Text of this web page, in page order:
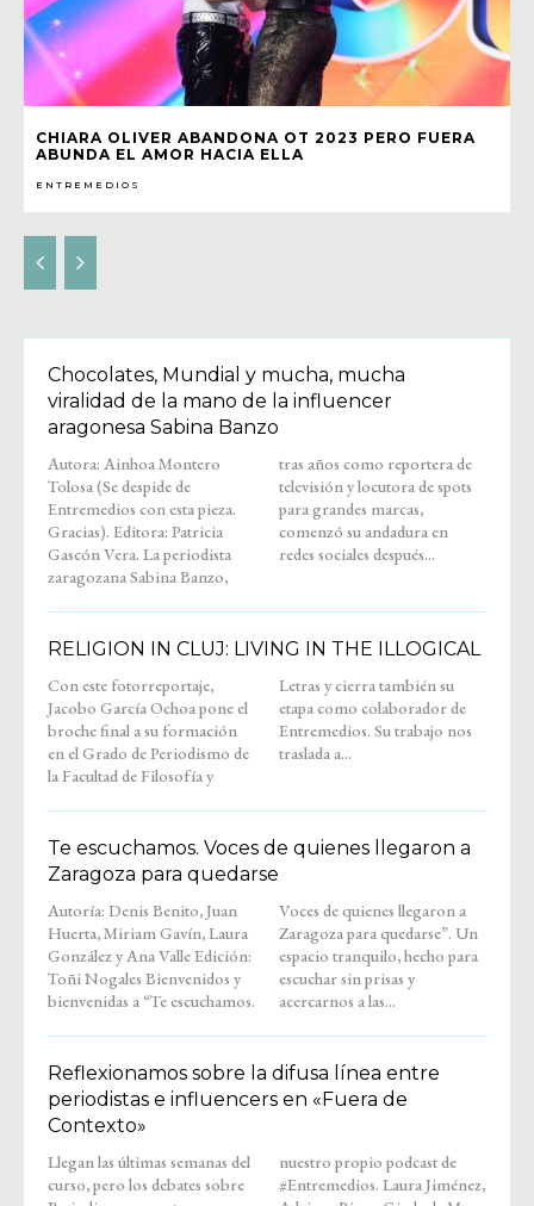
CHIARA OLIVER ABANDONA OT 2023 PERO FUERA
ABUNDA EL AMOR HACIA ELLA
ENTREMEDIOS
Chocolates, Mundial y mucha, mucha
viralidad de la mano de la influencer
aragonesa Sabina Banzo
Autora: Ainhoa Montero
Tolosa (Se despide de
Entremedios con esta pieza.
Gracias). Editora: Patricia
Gascón Vera. La periodista
zaragozana Sabina Banzo,
tras años como reportera de
televisión y locutora de spots
para grandes marcas,
comenzó su andadura en
redes sociales después...
RELIGION IN CLUJ: LIVING IN THE ILLOGICAL
Con este fotorreportaje,
Jacobo García Ochoa pone el
broche final a su formación
en el Grado de Periodismo de
la Facultad de Filosofía y
Letras y cierra también su
etapa como colaborador de
Entremedios. Su trabajo nos
traslada a...
Te escuchamos. Voces de quienes llegaron a
Zaragoza para quedarse
Autoría: Denis Benito, Juan
Huerta, Miriam Gavín, Laura
González y Ana Valle Edición:
Toñi Nogales Bienvenidos y
bienvenidas a “Te escuchamos.
Voces de quienes llegaron a
Zaragoza para quedarse”. Un
espacio tranquilo, hecho para
escuchar sin prisas y
acercarnos a las...
Reflexionamos sobre la difusa línea entre
periodistas e influencers en «Fuera de
Contexto»
Llegan las últimas semanas del
curso, pero los debates sobre
nuestro propio podcast de
#Entremedios. Laura Jiménez,